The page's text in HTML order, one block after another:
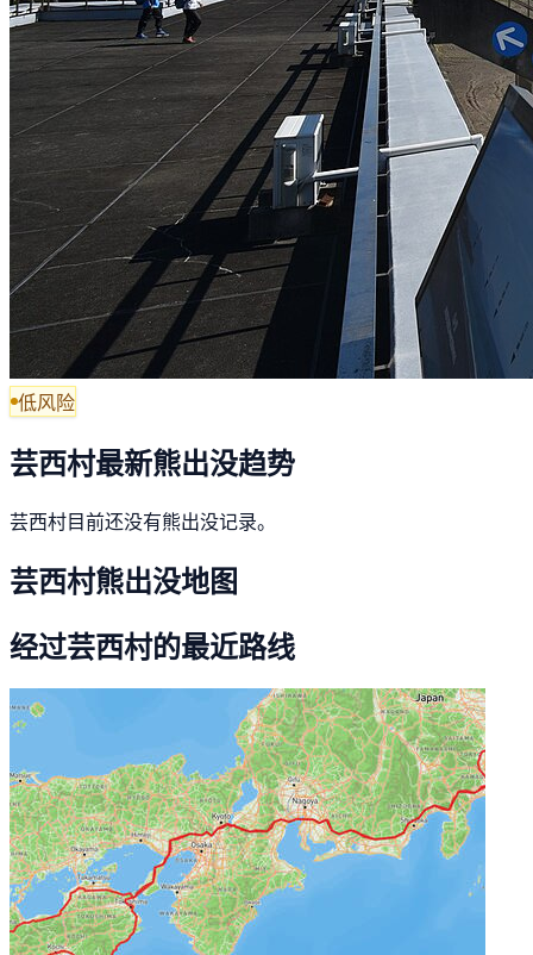
低风险
芸西村最新熊出没趋势
芸西村目前还没有熊出没记录。
芸西村熊出没地图
经过芸西村的最近路线